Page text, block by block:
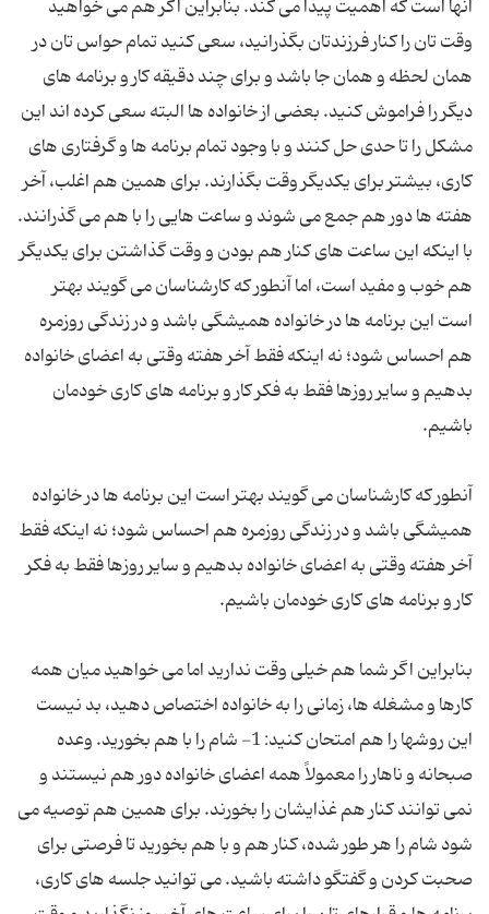
آنها است که اهمیت پیدا می کند. بنابراین اگر هم می خواهید
وقت تان را کنار فرزندتان بگذرانید، سعی کنید تمام حواس تان در
همان لحظه و همان جا باشد و برای چند دقیقه کار و برنامه های
دیگر را فراموش کنید. بعضی از خانواده ها البته سعی کرده اند این
مشکل را تا حدی حل کنند و با وجود تمام برنامه ها و گرفتاری های
کاری، بیشتر برای یکدیگر وقت بگذارند. برای همین هم اغلب، آخر
هفته ها دور هم جمع می شوند و ساعت هایی را با هم می گذرانند.
با اینکه این ساعت های کنار هم بودن و وقت گذاشتن برای یکدیگر
هم خوب و مفید است، اما آنطور که کارشناسان می گویند بهتر
است این برنامه ها در خانواده همیشگی باشد و در زندگی روزمره
هم احساس شود؛ نه اینکه فقط آخر هفته وقتی به اعضای خانواده
بدهیم و سایر روزها فقط به فکر کار و برنامه های کاری خودمان
آنطور که کارشناسان می گویند بهتر است این برنامه ها در خانواده
همیشگی باشد و در زندگی روزمره هم احساس شود؛ نه اینکه فقط
آخر هفته وقتی به اعضای خانواده بدهیم و سایر روزها فقط به فکر
بنابراین اگر شما هم خیلی وقت ندارید اما می خواهید میان همه
کارها و مشغله ها، زمانی را به خانواده اختصاص دهید، بد نیست
این روشها را هم امتحان کنید: 1- شام را با هم بخورید. وعده
صبحانه و ناهار را معمولاً همه اعضای خانواده دور هم نیستند و
نمی توانند کنار هم غذایشان را بخورند. برای همین هم توصیه می
شود شام را هر طور شده، کنار هم و با هم بخورید تا فرصتی برای
صحبت کردن و گفتگو داشته باشید. می توانید جلسه های کاری،